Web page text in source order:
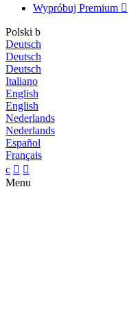
Wypróbuj Premium 
Polski b
Deutsch
Deutsch
Deutsch
Italiano
English
English
Nederlands
Nederlands
Español
Français
c  
Menu